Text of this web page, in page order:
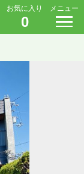
お気に入り
0
メニュー